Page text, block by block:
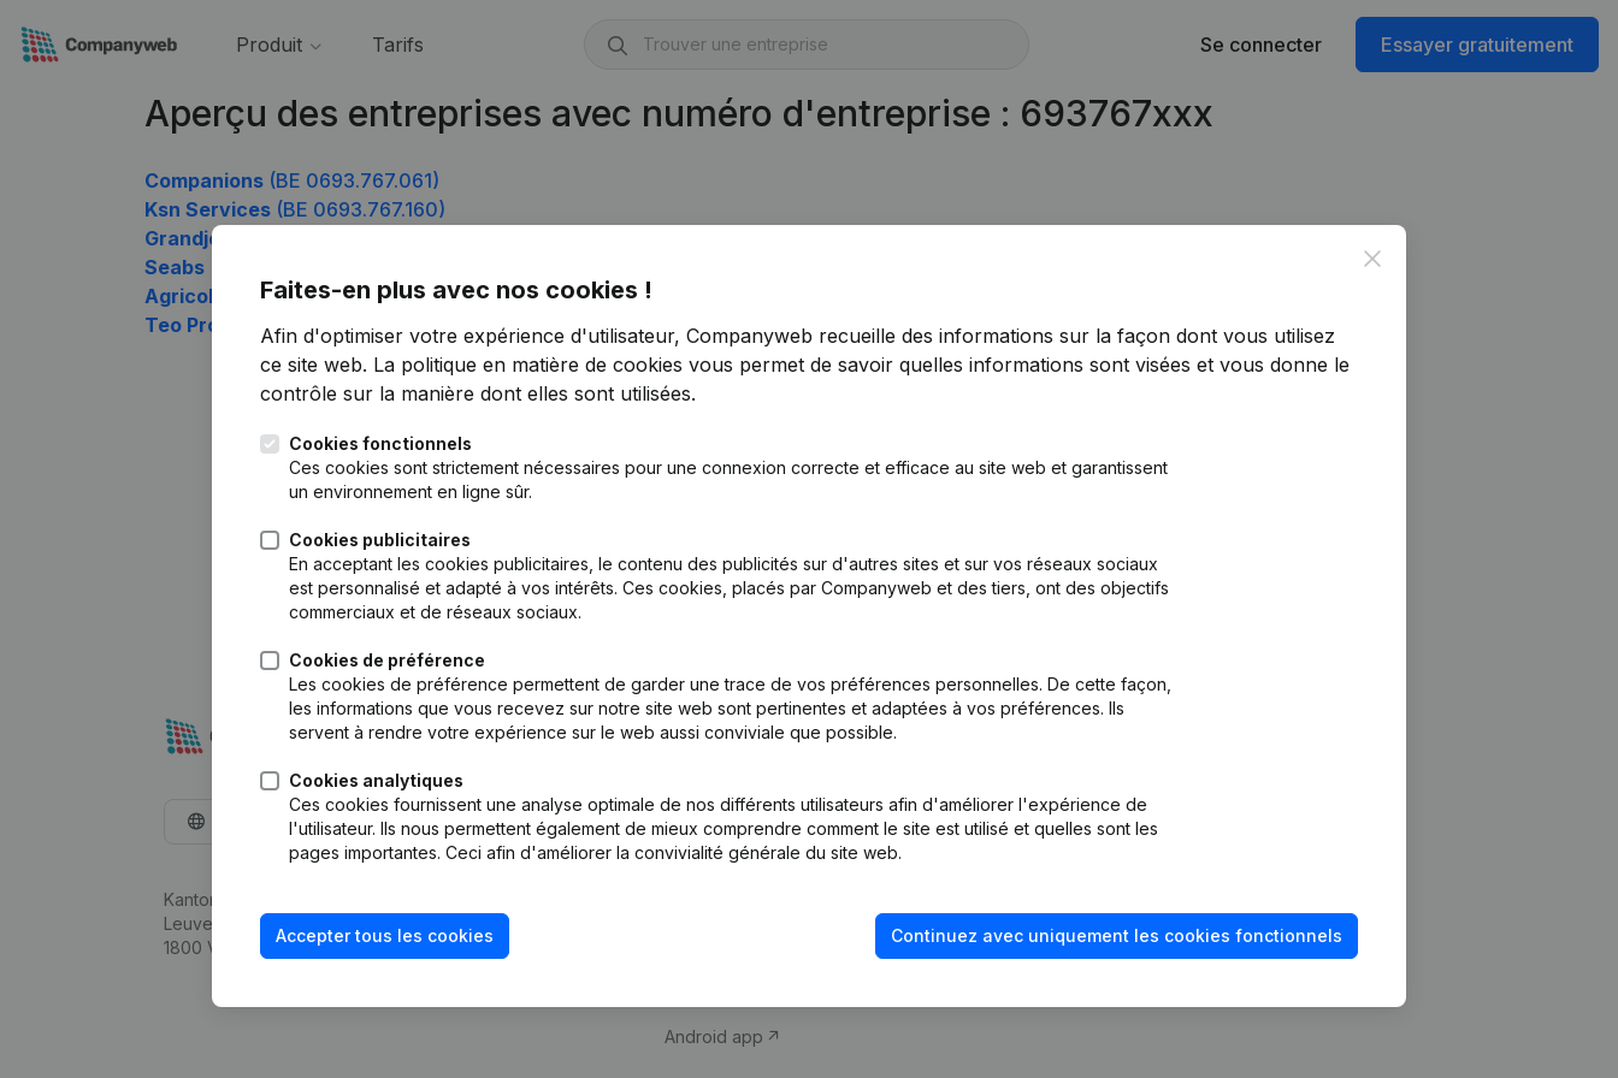
Produit Tarifs Se connecter Essayer gratuitement
Aperçu des entreprises avec numéro d'entreprise : 693767xxx
Companions (BE 0693.767.061)
Ksn Services (BE 0693.767.160)
Grandjean Immobilier
Seabs
Agricole BIO STASSE(BE 0693.767.457)
Teo Project
(BE 0693.767.556)
Close
Faites-en plus avec nos cookies !
Afin d'optimiser votre expérience d'utilisateur, Companyweb recueille des informations sur la façon dont vous utilisez
ce site web. La politique en matière de cookies vous permet de savoir quelles informations sont visées et vous donne le
contrôle sur la manière dont elles sont utilisées.
Cookies fonctionnels
Ces cookies sont strictement nécessaires pour une connexion correcte et efficace au site web et garantissent
un environnement en ligne sûr.
Cookies publicitaires
En acceptant les cookies publicitaires, le contenu des publicités sur d'autres sites et sur vos réseaux sociaux
est personnalisé et adapté à vos intérêts. Ces cookies, placés par Companyweb et des tiers, ont des objectifs
commerciaux et de réseaux sociaux.
Cookies de préférence
Les cookies de préférence permettent de garder une trace de vos préférences personnelles. De cette façon,
les informations que vous recevez sur notre site web sont pertinentes et adaptées à vos préférences. Ils
servent à rendre votre expérience sur le web aussi conviviale que possible.
Cookies analytiques
Ces cookies fournissent une analyse optimale de nos différents utilisateurs afin d'améliorer l'expérience de
l'utilisateur. Ils nous permettent également de mieux comprendre comment le site est utilisé et quelles sont les
pages importantes. Ceci afin d'améliorer la convivialité générale du site web.
Accepter tous les cookies Continuez avec uniquement les cookies fonctionnels
Français
Kantorenpark Everest
Leuvensesteenweg 248D,
1800 Vilvoorde
Produit
d’entreprise
Monitoring
Android app
fraude
Consulter des comptes annuels
Vérification de la solvabilité